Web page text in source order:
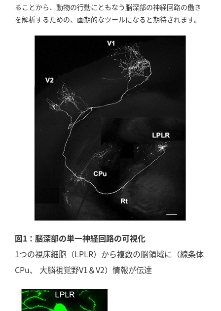
ることから、動物の行動にともなう脳深部の神経回路の働き
を解析するための、画期的なツールになると期待されます。
図1：脳深部の単一神経回路の可視化
1つの視床細胞（LPLR）から複数の脳領域に（線条体
CPu、 大脳視覚野V1＆V2）情報が伝達